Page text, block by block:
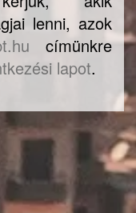
lenni, azok
címünkre
lapot.